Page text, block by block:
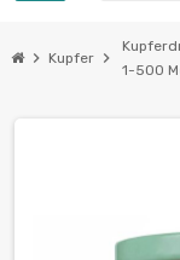
chevron_right Kupfer chevron_right
1-500